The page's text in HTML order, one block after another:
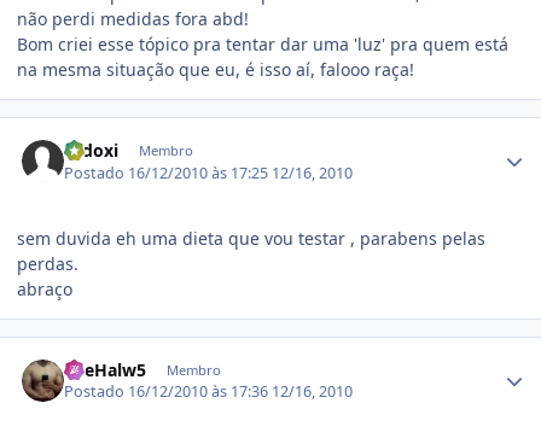
não perdi medidas fora abd!
Bom criei esse tópico pra tentar dar uma 'luz' pra quem está
na mesma situação que eu, é isso aí, falooo raça!
rodoxi Membro
Postado 16/12/2010 às 17:25 12/16, 2010
sem duvida eh uma dieta que vou testar , parabens pelas
perdas.
abraço
TheHalw5 Membro
Postado 16/12/2010 às 17:36 12/16, 2010